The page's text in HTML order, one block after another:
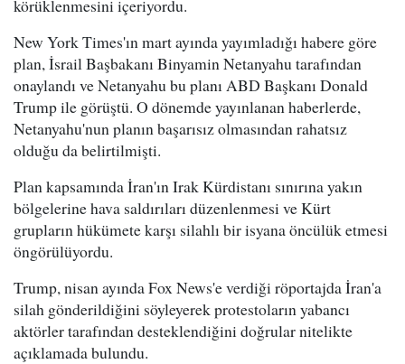
körüklenmesini içeriyordu.
New York Times'ın mart ayında yayımladığı habere göre
plan, İsrail Başbakanı Binyamin Netanyahu tarafından
onaylandı ve Netanyahu bu planı ABD Başkanı Donald
Trump ile görüştü. O dönemde yayınlanan haberlerde,
Netanyahu'nun planın başarısız olmasından rahatsız
olduğu da belirtilmişti.
Plan kapsamında İran'ın Irak Kürdistanı sınırına yakın
bölgelerine hava saldırıları düzenlenmesi ve Kürt
grupların hükümete karşı silahlı bir isyana öncülük etmesi
öngörülüyordu.
Trump, nisan ayında Fox News'e verdiği röportajda İran'a
silah gönderildiğini söyleyerek protestoların yabancı
aktörler tarafından desteklendiğini doğrular nitelikte
açıklamada bulundu.